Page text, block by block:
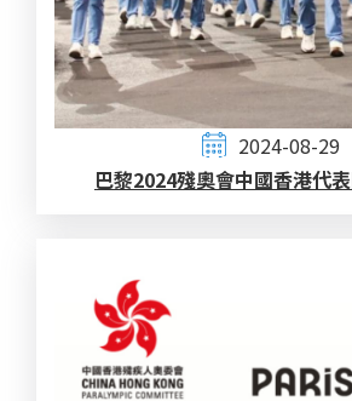
2024-08-29
巴黎2024殘奧會中國香港代